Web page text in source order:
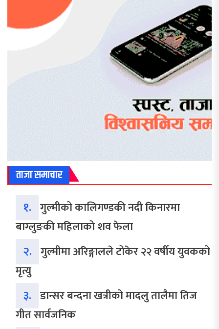
ताजा समाचार
१. गुल्मीको कालिगण्डकी नदी किनारमा
बाग्लुङकी महिलाको शव फेला
२. गुल्मीमा अरिङ्गालले टोकेर २२ वर्षीय युवकको
मृत्यु
३. डान्सर बन्दना खत्रीको मादलु तालैमा तिज
गीत सार्वजनिक